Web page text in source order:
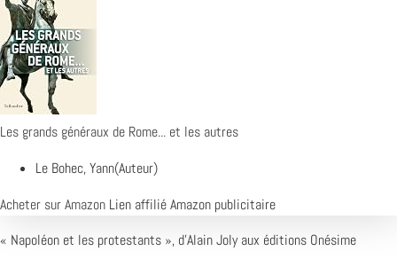
Les grands généraux de Rome... et les autres
Le Bohec, Yann(Auteur)
Acheter sur Amazon Lien affilié Amazon publicitaire
« Napoléon et les protestants », d’Alain Joly aux éditions Onésime